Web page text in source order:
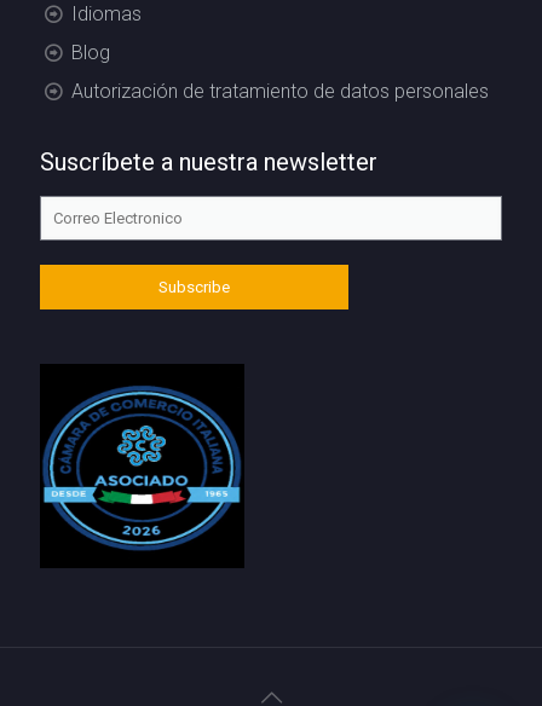
Idiomas
Blog
Autorización de tratamiento de datos personales
Suscríbete a nuestra newsletter